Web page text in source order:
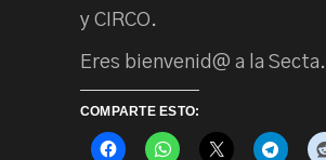
y CIRCO.
Eres bienvenid@ a la Secta.
COMPARTE ESTO: